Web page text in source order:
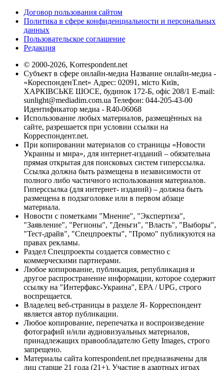
Договор пользования сайтом
Политика в сфере конфиденциальности и персональных
данных
Пользовательское соглашение
Редакция
© 2000-2026, Korrespondent.net
Субъект в сфере онлайн-медиа Название онлайн-медиа -
«КореспонденТ.net» Адрес: 02091, місто Київ,
ХАРКІВСЬКЕ ШОСЕ, будинок 172-Б, офіс 208/1 E-mail:
sunlight@mediadim.com.ua Телефон: 044-205-43-00
Идентификатор медиа - R40-06068
Использование любых материалов, размещённых на
сайте, разрешается при условии ссылки на
Корреспондент.net.
При копировании материалов со страницы «Новости
Украины и мира», для интернет-изданий – обязательна
прямая открытая для поисковых систем гиперссылка.
Ссылка должна быть размещена в независимости от
полного либо частичного использования материалов.
Гиперссылка (для интернет- изданий) – должна быть
размещена в подзаголовке или в первом абзаце
материала.
Новости с пометками "Мнение", "Экспертиза",
"Заявление", "Регионы", "Деньги", "Власть", "Выборы",
"Тест-драйв", "Спецпроекты", "Промо" публикуются на
правах рекламы.
Раздел Спецпроекты создается совместно с
коммерческими партнерами.
Любое копирование, публикация, републикация и
другое распространение информации, которое содержит
ссылку на "Интерфакс-Украина", EPA / UPG, строго
воспрещается.
Владелец веб-страницы в разделе Я- Корреспондент
является автор публикации.
Любое копирование, перепечатка и воспроизведение
фотографий и/или аудиовизуальных материалов,
принадлежащих правообладателю Getty Images, строго
запрещено.
Материалы сайта korrespondent.net предназначены для
лиц старше 21 года (21+). Участие в азартных играх